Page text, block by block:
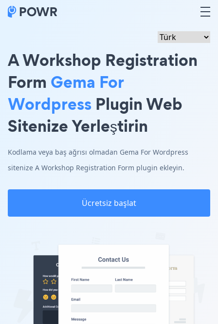
A Workshop Registration
Form Gema For
Wordpress Plugin Web
Sitenize Yerleştirin
Kodlama veya baş ağrısı olmadan Gema For Wordpress
sitenize A Workshop Registration Form plugin ekleyin.
Ücretsiz başlat